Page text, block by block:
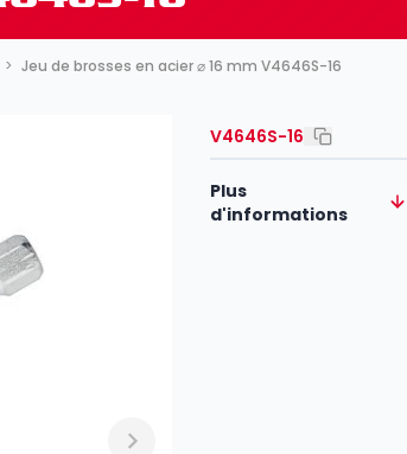
Jeu de brosses en acier ⌀ 16 mm V4646S-16
V4646S-16
Plus
d'informations